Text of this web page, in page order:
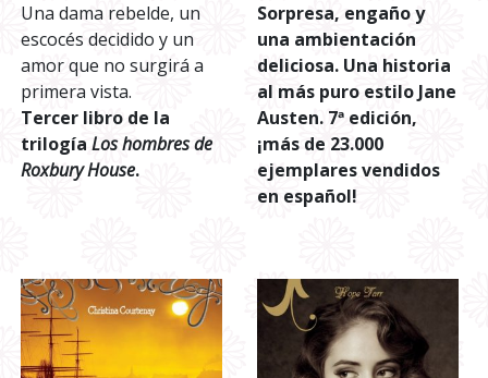
Una dama rebelde, un
escocés decidido y un
amor que no surgirá a
primera vista.
Tercer libro de la
trilogía Los hombres de
Roxbury House.
Sorpresa, engaño y
una ambientación
deliciosa. Una historia
al más puro estilo Jane
Austen. 7ª edición,
¡más de 23.000
ejemplares vendidos
en español!